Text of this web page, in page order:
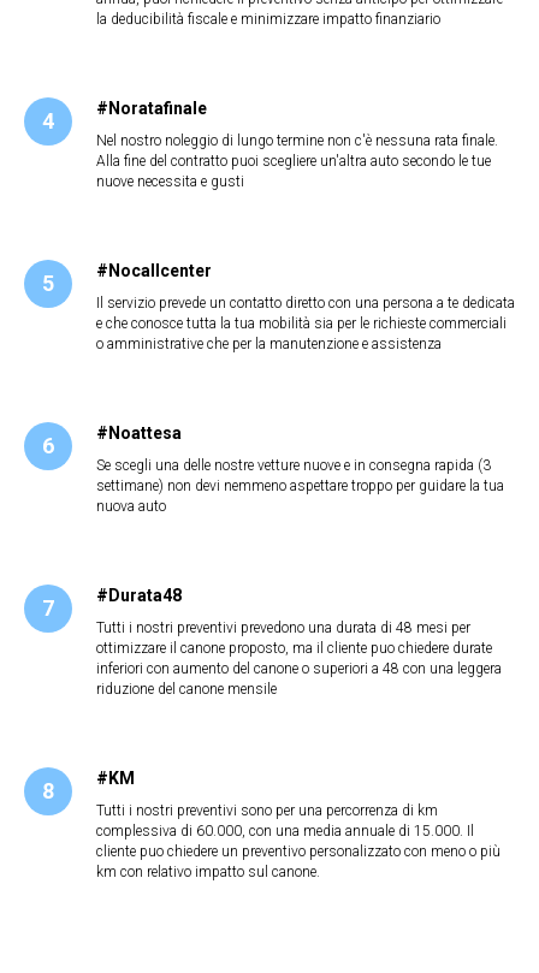
la deducibilità fiscale e minimizzare impatto finanziario
#Noratafinale
Nel nostro noleggio di lungo termine non c'è nessuna rata finale.
Alla fine del contratto puoi scegliere un'altra auto secondo le tue
nuove necessita e gusti
#Nocallcenter
Il servizio prevede un contatto diretto con una persona a te dedicata
e che conosce tutta la tua mobilità sia per le richieste commerciali
o amministrative che per la manutenzione e assistenza
#Noattesa
Se scegli una delle nostre vetture nuove e in consegna rapida (3
settimane) non devi nemmeno aspettare troppo per guidare la tua
nuova auto
#Durata48
Tutti i nostri preventivi prevedono una durata di 48 mesi per
ottimizzare il canone proposto, ma il cliente puo chiedere durate
inferiori con aumento del canone o superiori a 48 con una leggera
riduzione del canone mensile
#KM
Tutti i nostri preventivi sono per una percorrenza di km
complessiva di 60.000, con una media annuale di 15.000. Il
cliente puo chiedere un preventivo personalizzato con meno o più
km con relativo impatto sul canone.